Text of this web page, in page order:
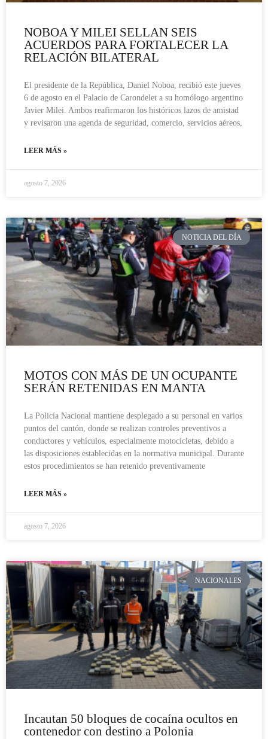
NOBOA Y MILEI SELLAN SEIS
ACUERDOS PARA FORTALECER LA
RELACIÓN BILATERAL
El presidente de la República, Daniel Noboa, recibió este jueves
6 de agosto en el Palacio de Carondelet a su homólogo argentino
Javier Milei. Ambos reafirmaron los históricos lazos de amistad
y revisaron una agenda de seguridad, comercio, servicios aéreos,
LEER MÁS »
agosto 7, 2026
NOTICIA DEL DÍA
MOTOS CON MÁS DE UN OCUPANTE
SERÁN RETENIDAS EN MANTA
La Policía Nacional mantiene desplegado a su personal en varios
puntos del cantón, donde se realizan controles preventivos a
conductores y vehículos, especialmente motocicletas, debido a
las disposiciones establecidas en la normativa municipal. Durante
estos procedimientos se han retenido preventivamente
LEER MÁS »
agosto 7, 2026
NACIONALES
Incautan 50 bloques de cocaína ocultos en
contenedor con destino a Polonia